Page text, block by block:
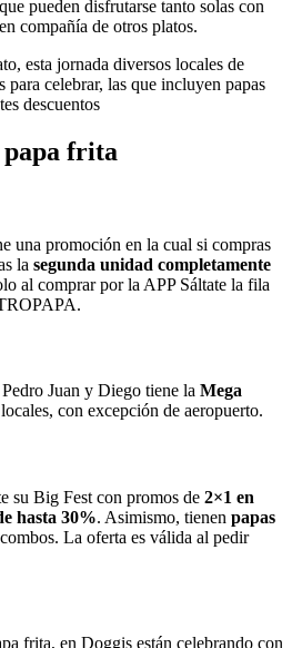
pueden disfrutarse tanto solas con
compañía de otros platos.
esta jornada diversos locales de
celebrar, las que incluyen papas
descuentos
papa frita
una promoción en la cual si compras
la segunda unidad completamente
al comprar por la APP Sáltate la fila
Juan y Diego tiene la Mega
con excepción de aeropuerto.
su Big Fest con promos de 2×1 en
hasta 30%. Asimismo, tienen papas
La oferta es válida al pedir
frita, en Doggis están celebrando con